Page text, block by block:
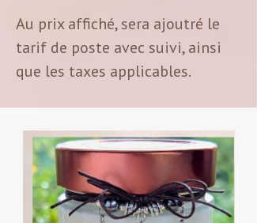
Au prix affiché, sera ajoutré le
tarif de poste avec suivi, ainsi
que les taxes applicables.